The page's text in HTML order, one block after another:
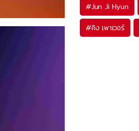
#Jun Ji Hyun
#คิง เพาเวอร์